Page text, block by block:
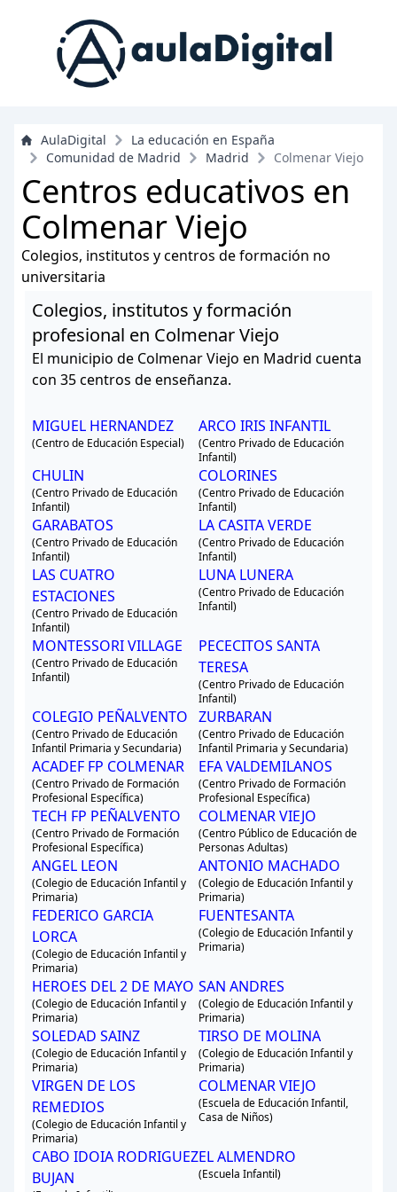
AulaDigital
La educación en España
Comunidad de Madrid
Madrid Colmenar Viejo
Centros educativos en
Colmenar Viejo
Colegios, institutos y centros de formación no
universitaria
Colegios, institutos y formación
profesional en Colmenar Viejo
El municipio de Colmenar Viejo en Madrid cuenta
con 35 centros de enseñanza.
MIGUEL HERNANDEZ
(Centro de Educación Especial)
ARCO IRIS INFANTIL
(Centro Privado de Educación
Infantil)
CHULIN
(Centro Privado de Educación
Infantil)
COLORINES
(Centro Privado de Educación
Infantil)
GARABATOS
(Centro Privado de Educación
Infantil)
LA CASITA VERDE
(Centro Privado de Educación
Infantil)
LAS CUATRO
ESTACIONES
(Centro Privado de Educación
Infantil)
LUNA LUNERA
(Centro Privado de Educación
Infantil)
MONTESSORI VILLAGE
(Centro Privado de Educación
Infantil)
PECECITOS SANTA
TERESA
(Centro Privado de Educación
Infantil)
COLEGIO PEÑALVENTO
(Centro Privado de Educación
Infantil Primaria y Secundaria)
ZURBARAN
(Centro Privado de Educación
Infantil Primaria y Secundaria)
ACADEF FP COLMENAR
(Centro Privado de Formación
Profesional Específica)
EFA VALDEMILANOS
(Centro Privado de Formación
Profesional Específica)
TECH FP PEÑALVENTO
(Centro Privado de Formación
Profesional Específica)
COLMENAR VIEJO
(Centro Público de Educación de
Personas Adultas)
ANGEL LEON
(Colegio de Educación Infantil y
Primaria)
ANTONIO MACHADO
(Colegio de Educación Infantil y
Primaria)
FEDERICO GARCIA
LORCA
(Colegio de Educación Infantil y
Primaria)
FUENTESANTA
(Colegio de Educación Infantil y
Primaria)
HEROES DEL 2 DE MAYO
(Colegio de Educación Infantil y
Primaria)
SAN ANDRES
(Colegio de Educación Infantil y
Primaria)
SOLEDAD SAINZ
(Colegio de Educación Infantil y
Primaria)
TIRSO DE MOLINA
(Colegio de Educación Infantil y
Primaria)
VIRGEN DE LOS
REMEDIOS
(Colegio de Educación Infantil y
Primaria)
COLMENAR VIEJO
(Escuela de Educación Infantil,
Casa de Niños)
CABO IDOIA RODRIGUEZ
BUJAN
EL ALMENDRO
(Escuela Infantil)